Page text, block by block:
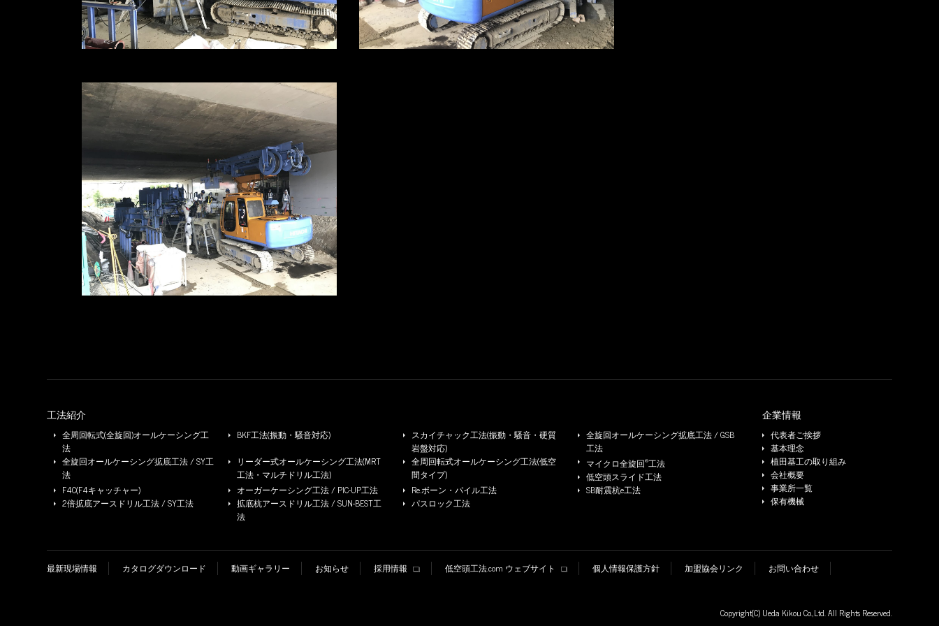
工法紹介
全周回転式(全旋回)オールケーシング工
法
BKF工法(振動・騒音対応)
スカイチャック工法(振動・騒音・硬質
岩盤対応)
全旋回オールケーシング拡底工法 / GSB
工法
全旋回オールケーシング拡底工法 / SY工
法
リーダー式オールケーシング工法(MRT
工法・マルチドリル工法)
全周回転式オールケーシング工法(低空
間タイプ)
マイクロ全旋回®工法
低空頭スライド工法
F4C(F4キャッチャー)
オーガーケーシング工法 / PIC-UP工法 Re.ボーン・パイル工法
SB耐震杭e工法
2倍拡底アースドリル工法 / SY工法
拡底杭アースドリル工法 / SUN-BEST工
法
パスロック工法
企業情報
代表者ご挨拶
基本理念
植田基工の取り組み
会社概要
事業所一覧
保有機械
最新現場情報 カタログダウンロード 動画ギャラリー お知らせ 採用情報 低空頭工法.com ウェブサイト 個人情報保護方針 加盟協会リンク お問い合わせ
Copyright(C) Ueda Kikou Co.,Ltd.All Rights Reserved.